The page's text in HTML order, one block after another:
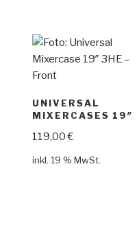
UNIVERSAL
MIXERCASES 19″
119,00€
inkl. 19 % MwSt.